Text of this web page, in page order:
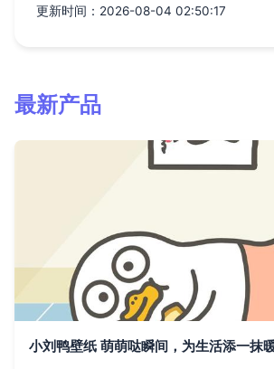
更新时间：2026-08-04 02:50:17
最新产品
小刘鸭壁纸 萌萌哒瞬间，为生活添一抹